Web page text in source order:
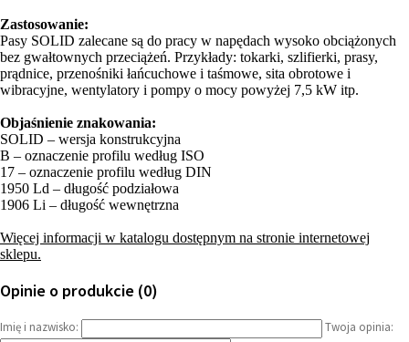
Zastosowanie:
Pasy SOLID zalecane są do pracy w napędach wysoko obciążonych
bez gwałtownych przeciążeń. Przykłady: tokarki, szlifierki, prasy,
prądnice, przenośniki łańcuchowe i taśmowe, sita obrotowe i
wibracyjne, wentylatory i pompy o mocy powyżej 7,5 kW itp.
Objaśnienie znakowania:
SOLID – wersja konstrukcyjna
B – oznaczenie profilu według ISO
17 – oznaczenie profilu według DIN
1950 Ld – długość podziałowa
1906 Li – długość wewnętrzna
Więcej informacji w katalogu dostępnym na stronie internetowej
sklepu.
Opinie o produkcie (0)
Imię i nazwisko: Twoja opinia: